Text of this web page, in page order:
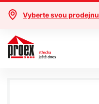
Vyberte svou prodejnu